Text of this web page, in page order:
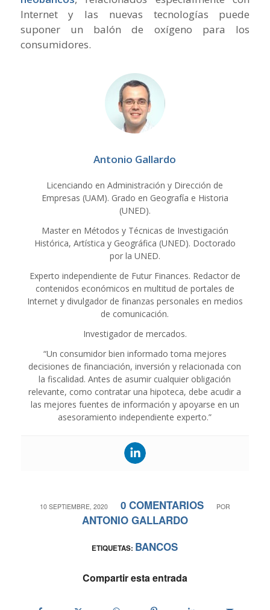
Internet y las nuevas tecnologías puede
suponer un balón de oxígeno para los
consumidores.
Antonio Gallardo
Licenciando en Administración y Dirección de
Empresas (UAM). Grado en Geografía e Historia
(UNED).
Master en Métodos y Técnicas de Investigación
Histórica, Artística y Geográfica (UNED). Doctorado
por la UNED.
Experto independiente de Futur Finances. Redactor de
contenidos económicos en multitud de portales de
Internet y divulgador de finanzas personales en medios
de comunicación.
Investigador de mercados.
“Un consumidor bien informado toma mejores
decisiones de financiación, inversión y relacionada con
la fiscalidad. Antes de asumir cualquier obligación
relevante, como contratar una hipoteca, debe acudir a
las mejores fuentes de información y apoyarse en un
asesoramiento independiente experto.”
10 SEPTIEMBRE, 2020
/ 0 COMENTARIOS
/ POR
ANTONIO GALLARDO
ETIQUETAS: BANCOS
Compartir esta entrada